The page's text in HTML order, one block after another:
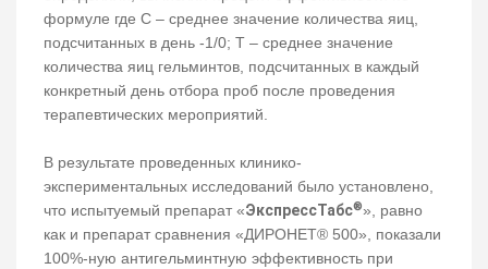
формуле где С – среднее значение количества яиц,
подсчитанных в день -1/0; Т – среднее значение
количества яиц гельминтов, подсчитанных в каждый
конкретный день отбора проб после проведения
терапевтических мероприятий.
В результате проведенных клинико-
экспериментальных исследований было установлено,
что испытуемый препарат «ЭкспрессТабс®», равно
как и препарат сравнения «ДИРОНЕТ® 500», показали
100%-ную антигельминтную эффективность при